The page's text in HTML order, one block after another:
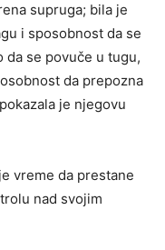
supruga; bila je
i sposobnost da se
da se povuče u tugu,
da prepozna
je njegovu
vreme da prestane
nad svojim